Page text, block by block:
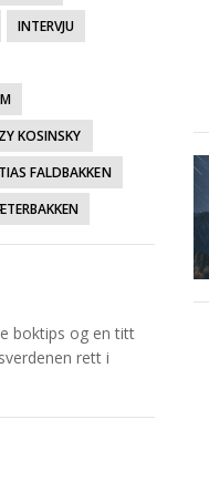
INTERVJU
KOSINSKY
FALDBAKKEN
boktips og en titt
rett i